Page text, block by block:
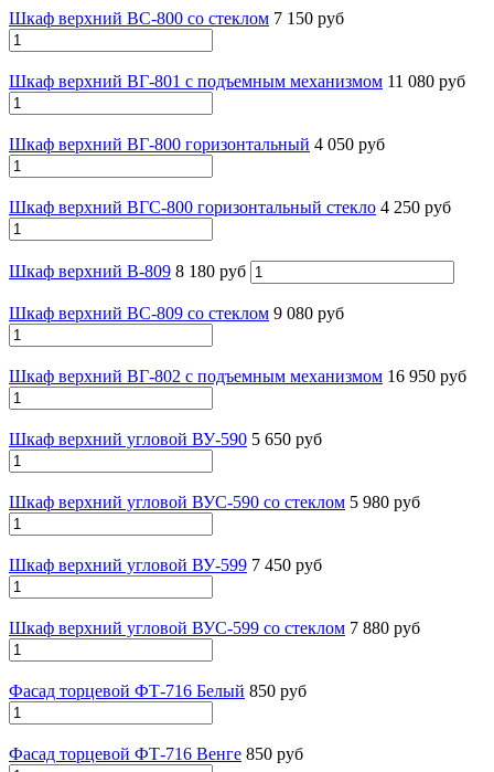
Шкаф верхний ВС-800 со стеклом 7 150 руб
Шкаф верхний ВГ-801 с подъемным механизмом 11 080 руб
Шкаф верхний ВГ-800 горизонтальный 4 050 руб
Шкаф верхний ВГС-800 горизонтальный стекло 4 250 руб
Шкаф верхний В-809 8 180 руб
Шкаф верхний ВС-809 со стеклом 9 080 руб
Шкаф верхний ВГ-802 с подъемным механизмом 16 950 руб
Шкаф верхний угловой ВУ-590 5 650 руб
Шкаф верхний угловой ВУС-590 со стеклом 5 980 руб
Шкаф верхний угловой ВУ-599 7 450 руб
Шкаф верхний угловой ВУС-599 со стеклом 7 880 руб
Фасад торцевой ФТ-716 Белый 850 руб
Фасад торцевой ФТ-716 Венге 850 руб